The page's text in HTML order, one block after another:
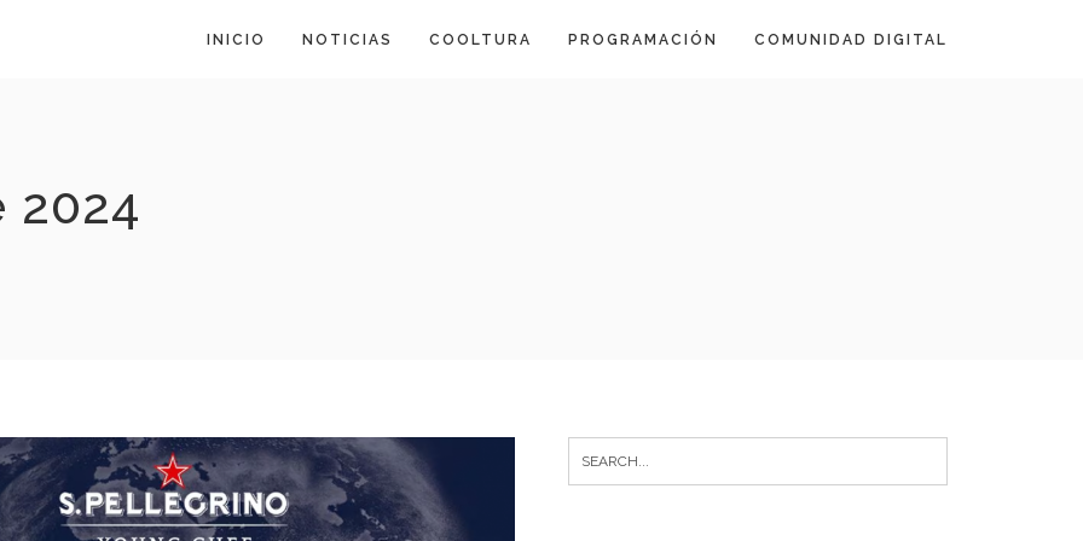
INICIO NOTICIAS COOLTURA PROGRAMACIÓN COMUNIDAD DIGITAL
2024
for: